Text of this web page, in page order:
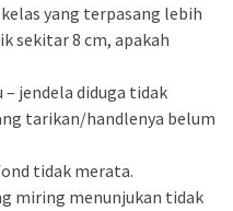
yang terpasang lebih
sekitar 8 cm, apakah
jendela diduga tidak
tarikan/handlenya belum
tidak merata.
miring menunjukan tidak